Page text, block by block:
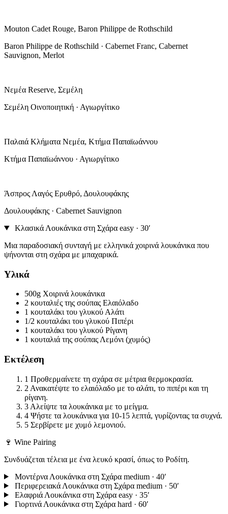
Mouton Cadet Rouge, Baron Philippe de Rothschild
Baron Philippe de Rothschild · Cabernet Franc, Cabernet
Sauvignon, Merlot
Νεμέα Reserve, Σεμέλη
Σεμέλη Οινοποιητική · Αγιωργίτικο
Παλαιά Κλήματα Νεμέα, Κτήμα Παπαϊωάννου
Κτήμα Παπαϊωάννου · Αγιωργίτικο
Άσπρος Λαγός Ερυθρό, Δουλουφάκης
Δουλουφάκης · Cabernet Sauvignon
Κλασικά Λουκάνικα στη Σχάρα easy · 30′
Μια παραδοσιακή συνταγή με ελληνικά χοιρινά λουκάνικα που
ψήνονται στη σχάρα με μπαχαρικά.
Υλικά
500g Χοιρινά λουκάνικα
2 κουταλιές της σούπας Ελαιόλαδο
1 κουταλάκι του γλυκού Αλάτι
1/2 κουταλάκι του γλυκού Πιπέρι
1 κουταλάκι του γλυκού Ρίγανη
1 κουταλιά της σούπας Λεμόνι (χυμός)
Εκτέλεση
1 Προθερμαίνετε τη σχάρα σε μέτρια θερμοκρασία.
2 Ανακατέψτε το ελαιόλαδο με το αλάτι, το πιπέρι και τη
ρίγανη.
3 Αλείψτε τα λουκάνικα με το μείγμα.
4 Ψήστε τα λουκάνικα για 10-15 λεπτά, γυρίζοντας τα συχνά.
5 Σερβίρετε με χυμό λεμονιού.
🍷 Wine Pairing
Συνδυάζεται τέλεια με ένα λευκό κρασί, όπως το Ροδίτη.
Μοντέρνα Λουκάνικα στη Σχάρα medium · 40′
Περιφερειακά Λουκάνικα στη Σχάρα medium · 50′
Ελαφριά Λουκάνικα στη Σχάρα easy · 35′
Γιορτινά Λουκάνικα στη Σχάρα hard · 60′